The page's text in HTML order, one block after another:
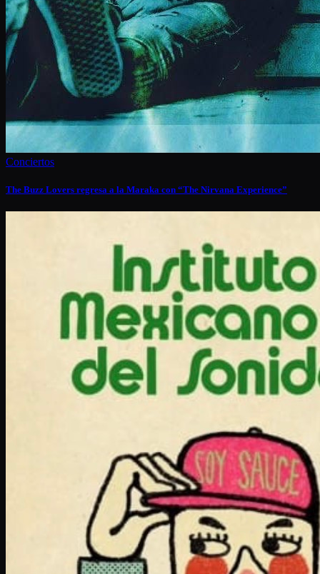
Conciertos
The Buzz Lovers regresa a la Maraka con “The Nirvana Experience”